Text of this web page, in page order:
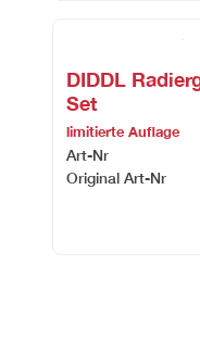
DIDDL
Set
limitierte Auflage
Art-Nr
Original Art-Nr